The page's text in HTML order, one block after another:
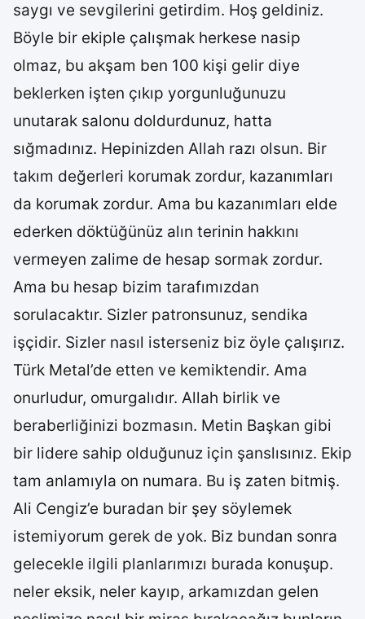
saygı ve sevgilerini getirdim. Hoş geldiniz.
Böyle bir ekiple çalışmak herkese nasip
olmaz, bu akşam ben 100 kişi gelir diye
beklerken işten çıkıp yorgunluğunuzu
unutarak salonu doldurdunuz, hatta
sığmadınız. Hepinizden Allah razı olsun. Bir
takım değerleri korumak zordur, kazanımları
da korumak zordur. Ama bu kazanımları elde
ederken döktüğünüz alın terinin hakkını
vermeyen zalime de hesap sormak zordur.
Ama bu hesap bizim tarafımızdan
sorulacaktır. Sizler patronsunuz, sendika
işçidir. Sizler nasıl isterseniz biz öyle çalışırız.
Türk Metal’de etten ve kemiktendir. Ama
onurludur, omurgalıdır. Allah birlik ve
beraberliğinizi bozmasın. Metin Başkan gibi
bir lidere sahip olduğunuz için şanslısınız. Ekip
tam anlamıyla on numara. Bu iş zaten bitmiş.
Ali Cengiz’e buradan bir şey söylemek
istemiyorum gerek de yok. Biz bundan sonra
gelecekle ilgili planlarımızı burada konuşup.
neler eksik, neler kayıp, arkamızdan gelen